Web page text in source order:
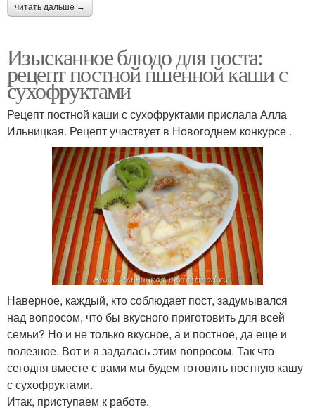
читать дальше →
Изысканное блюдо для поста:
рецепт постной пшенной каши с
сухофруктами
Рецепт постной каши с сухофруктами прислала Алла
Ильницкая. Рецепт участвует в Новогоднем конкурсе .
Наверное, каждый, кто соблюдает пост, задумывался
над вопросом, что бы вкусного приготовить для всей
семьи? Но и не только вкусное, а и постное, да еще и
полезное. Вот и я задалась этим вопросом. Так что
сегодня вместе с вами мы будем готовить постную кашу
с сухофруктами.
Итак, приступаем к работе.